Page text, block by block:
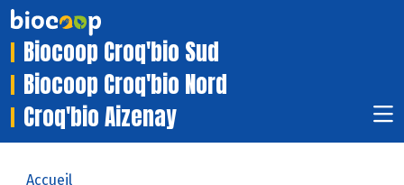
Biocoop Croq'bio Sud
Biocoop Croq'bio Nord
Croq'bio Aizenay
Accueil